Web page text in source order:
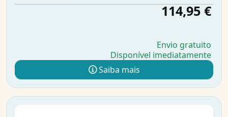
114,95 €
Envio gratuito
Disponível imediatamente
Saiba mais